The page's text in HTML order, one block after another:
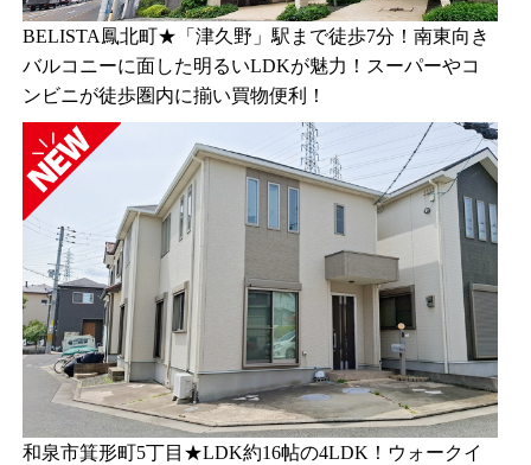
BELISTA鳳北町★「津久野」駅まで徒歩7分！南東向き
バルコニーに面した明るいLDKが魅力！スーパーやコ
ンビニが徒歩圏内に揃い買物便利！
和泉市箕形町5丁目★LDK約16帖の4LDK！ウォークイ